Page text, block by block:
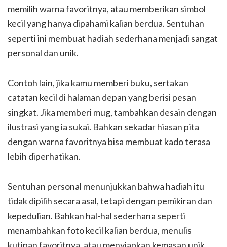
memilih warna favoritnya, atau memberikan simbol
kecil yang hanya dipahami kalian berdua. Sentuhan
seperti ini membuat hadiah sederhana menjadi sangat
personal dan unik.
Contoh lain, jika kamu memberi buku, sertakan
catatan kecil di halaman depan yang berisi pesan
singkat. Jika memberi mug, tambahkan desain dengan
ilustrasi yang ia sukai. Bahkan sekadar hiasan pita
dengan warna favoritnya bisa membuat kado terasa
lebih diperhatikan.
Sentuhan personal menunjukkan bahwa hadiah itu
tidak dipilih secara asal, tetapi dengan pemikiran dan
kepedulian. Bahkan hal-hal sederhana seperti
menambahkan foto kecil kalian berdua, menulis